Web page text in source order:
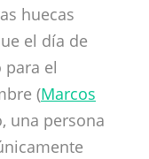
huecas
el día de
para el
(Marcos
una persona